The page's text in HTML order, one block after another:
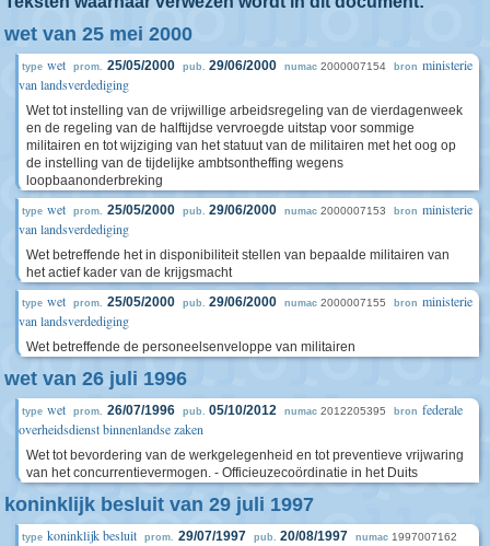
wet van 25 mei 2000
type wet prom. 25/05/2000 pub. 29/06/2000 numac 2000007154 bron ministerie
van landsverdediging
Wet tot instelling van de vrijwillige arbeidsregeling van de vierdagenweek
en de regeling van de halftijdse vervroegde uitstap voor sommige
militairen en tot wijziging van het statuut van de militairen met het oog op
de instelling van de tijdelijke ambtsontheffing wegens
loopbaanonderbreking
type wet prom. 25/05/2000 pub. 29/06/2000 numac 2000007153 bron ministerie
van landsverdediging
Wet betreffende het in disponibiliteit stellen van bepaalde militairen van
het actief kader van de krijgsmacht
type wet prom. 25/05/2000 pub. 29/06/2000 numac 2000007155 bron ministerie
van landsverdediging
Wet betreffende de personeelsenveloppe van militairen
wet van 26 juli 1996
type wet prom. 26/07/1996 pub. 05/10/2012 numac 2012205395 bron federale
overheidsdienst binnenlandse zaken
Wet tot bevordering van de werkgelegenheid en tot preventieve vrijwaring
van het concurrentievermogen. - Officieuzecoördinatie in het Duits
koninklijk besluit van 29 juli 1997
type koninklijk besluit prom. 29/07/1997 pub. 20/08/1997 numac 1997007162